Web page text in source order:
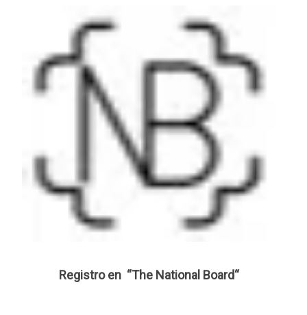
Registro en “The National Board“